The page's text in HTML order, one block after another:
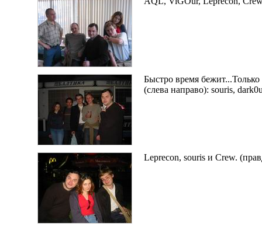
Быстро время
(слева направо): souris,
Leprecon, souris и Crew.